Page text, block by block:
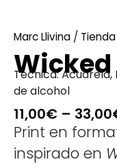
Marc Llivina / Tienda
Wicked
Técnica:Acuarela,
de alcohol
11,00€ – 33,00
Print en
inspirado en